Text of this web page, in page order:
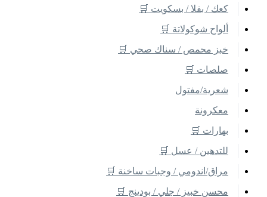
كعك / بفلا / بسكويت 🛒
ألواح شوكولاتة 🛒
خبز محمص / سناك صحي 🛒
صلصات 🛒
شعرية/مفتول
معكرونة
بهارات 🛒
للتدهين / عسل 🛒
مراق/اندومي / وجبات ساخنة 🛒
محسن خبيز / جلي / بودينج 🛒